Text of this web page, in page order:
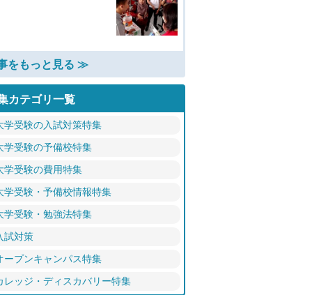
をもっと見る ≫
カテゴリ一覧
学受験の入試対策特集
学受験の予備校特集
学受験の費用特集
学受験・予備校情報特集
学受験・勉強法特集
試対策
ープンキャンパス特集
レッジ・ディスカバリー特集